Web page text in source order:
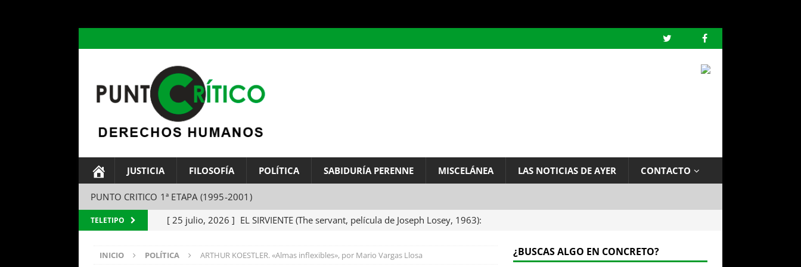
JUSTICIA FILOSOFÍA POLÍTICA SABIDURÍA PERENNE MISCELÁNEA LAS NOTICIAS DE AYER CONTACTO
PUNTO CRITICO 1ª ETAPA (1995-2001)
TELETIPO [ 25 julio, 2026 ] EL SIRVIENTE (The servant, película de Joseph Losey, 1963):
[ 24 julio, 2026 ] EL TEMA DEL INFINITO, por Baruch de Spinoza (Carta de
INICIO POLÍTICA ARTHUR KOESTLER. «Almas inflexibles», por Mario Vargas Llosa ¿BUSCAS ALGO EN CONCRETO?